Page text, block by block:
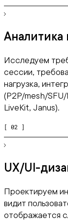
Аналитика
Исследуем
сессии,
нагрузка,
(P2P/mesh/
LiveKit, Janus).
[ 02 ]
UX/UI-
Проектируем
видит
отображается